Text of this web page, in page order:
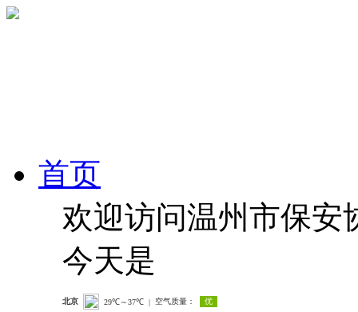
首页
欢迎访问温州市保安
今天是